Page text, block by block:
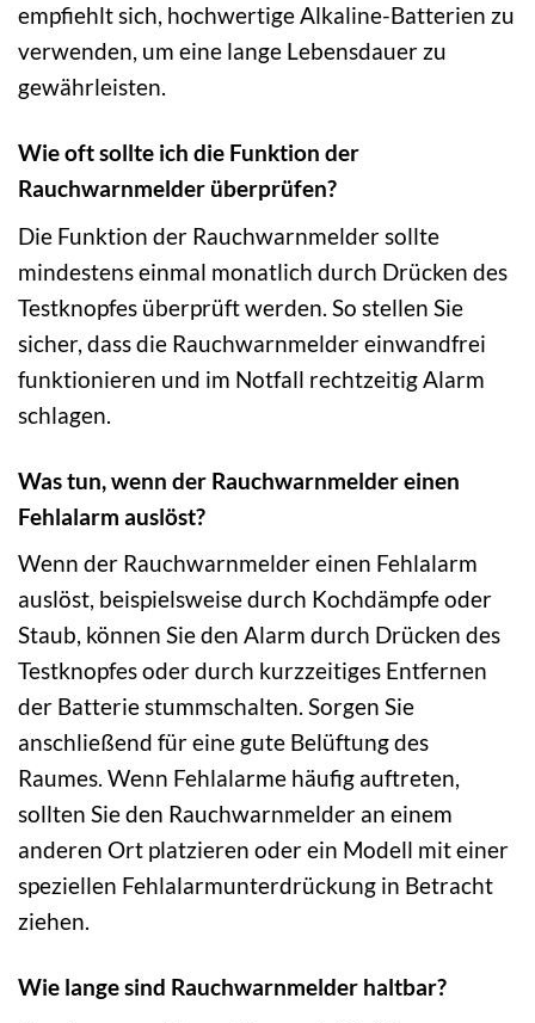
empfiehlt sich, hochwertige Alkaline-Batterien zu
verwenden, um eine lange Lebensdauer zu
gewährleisten.
Wie oft sollte ich die Funktion der
Rauchwarnmelder überprüfen?
Die Funktion der Rauchwarnmelder sollte
mindestens einmal monatlich durch Drücken des
Testknopfes überprüft werden. So stellen Sie
sicher, dass die Rauchwarnmelder einwandfrei
funktionieren und im Notfall rechtzeitig Alarm
schlagen.
Was tun, wenn der Rauchwarnmelder einen
Fehlalarm auslöst?
Wenn der Rauchwarnmelder einen Fehlalarm
auslöst, beispielsweise durch Kochdämpfe oder
Staub, können Sie den Alarm durch Drücken des
Testknopfes oder durch kurzzeitiges Entfernen
der Batterie stummschalten. Sorgen Sie
anschließend für eine gute Belüftung des
Raumes. Wenn Fehlalarme häufig auftreten,
sollten Sie den Rauchwarnmelder an einem
anderen Ort platzieren oder ein Modell mit einer
speziellen Fehlalarmunterdrückung in Betracht
ziehen.
Wie lange sind Rauchwarnmelder haltbar?